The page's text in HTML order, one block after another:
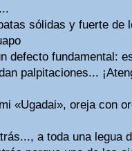
sólidas y fuerte de
defecto fundamental:
palpitaciones...
«Ugadai», oreja con
a toda una legua